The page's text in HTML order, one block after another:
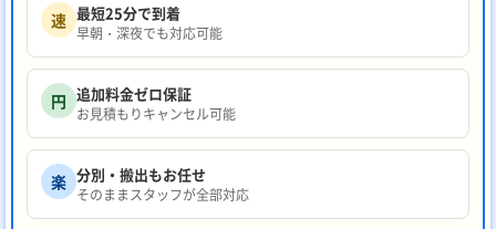
速 最短25分で到着
早朝・深夜でも対応可能
円 追加料金ゼロ保証
お見積もりキャンセル可能
楽 分別・搬出もお任せ
そのままスタッフが全部対応